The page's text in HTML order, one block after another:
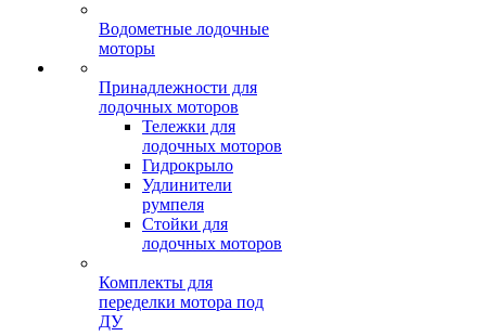
Водометные лодочные
моторы
Принадлежности для
лодочных моторов
Тележки для
лодочных моторов
Гидрокрыло
Удлинители
румпеля
Стойки для
лодочных моторов
Комплекты для
переделки мотора под
ДУ